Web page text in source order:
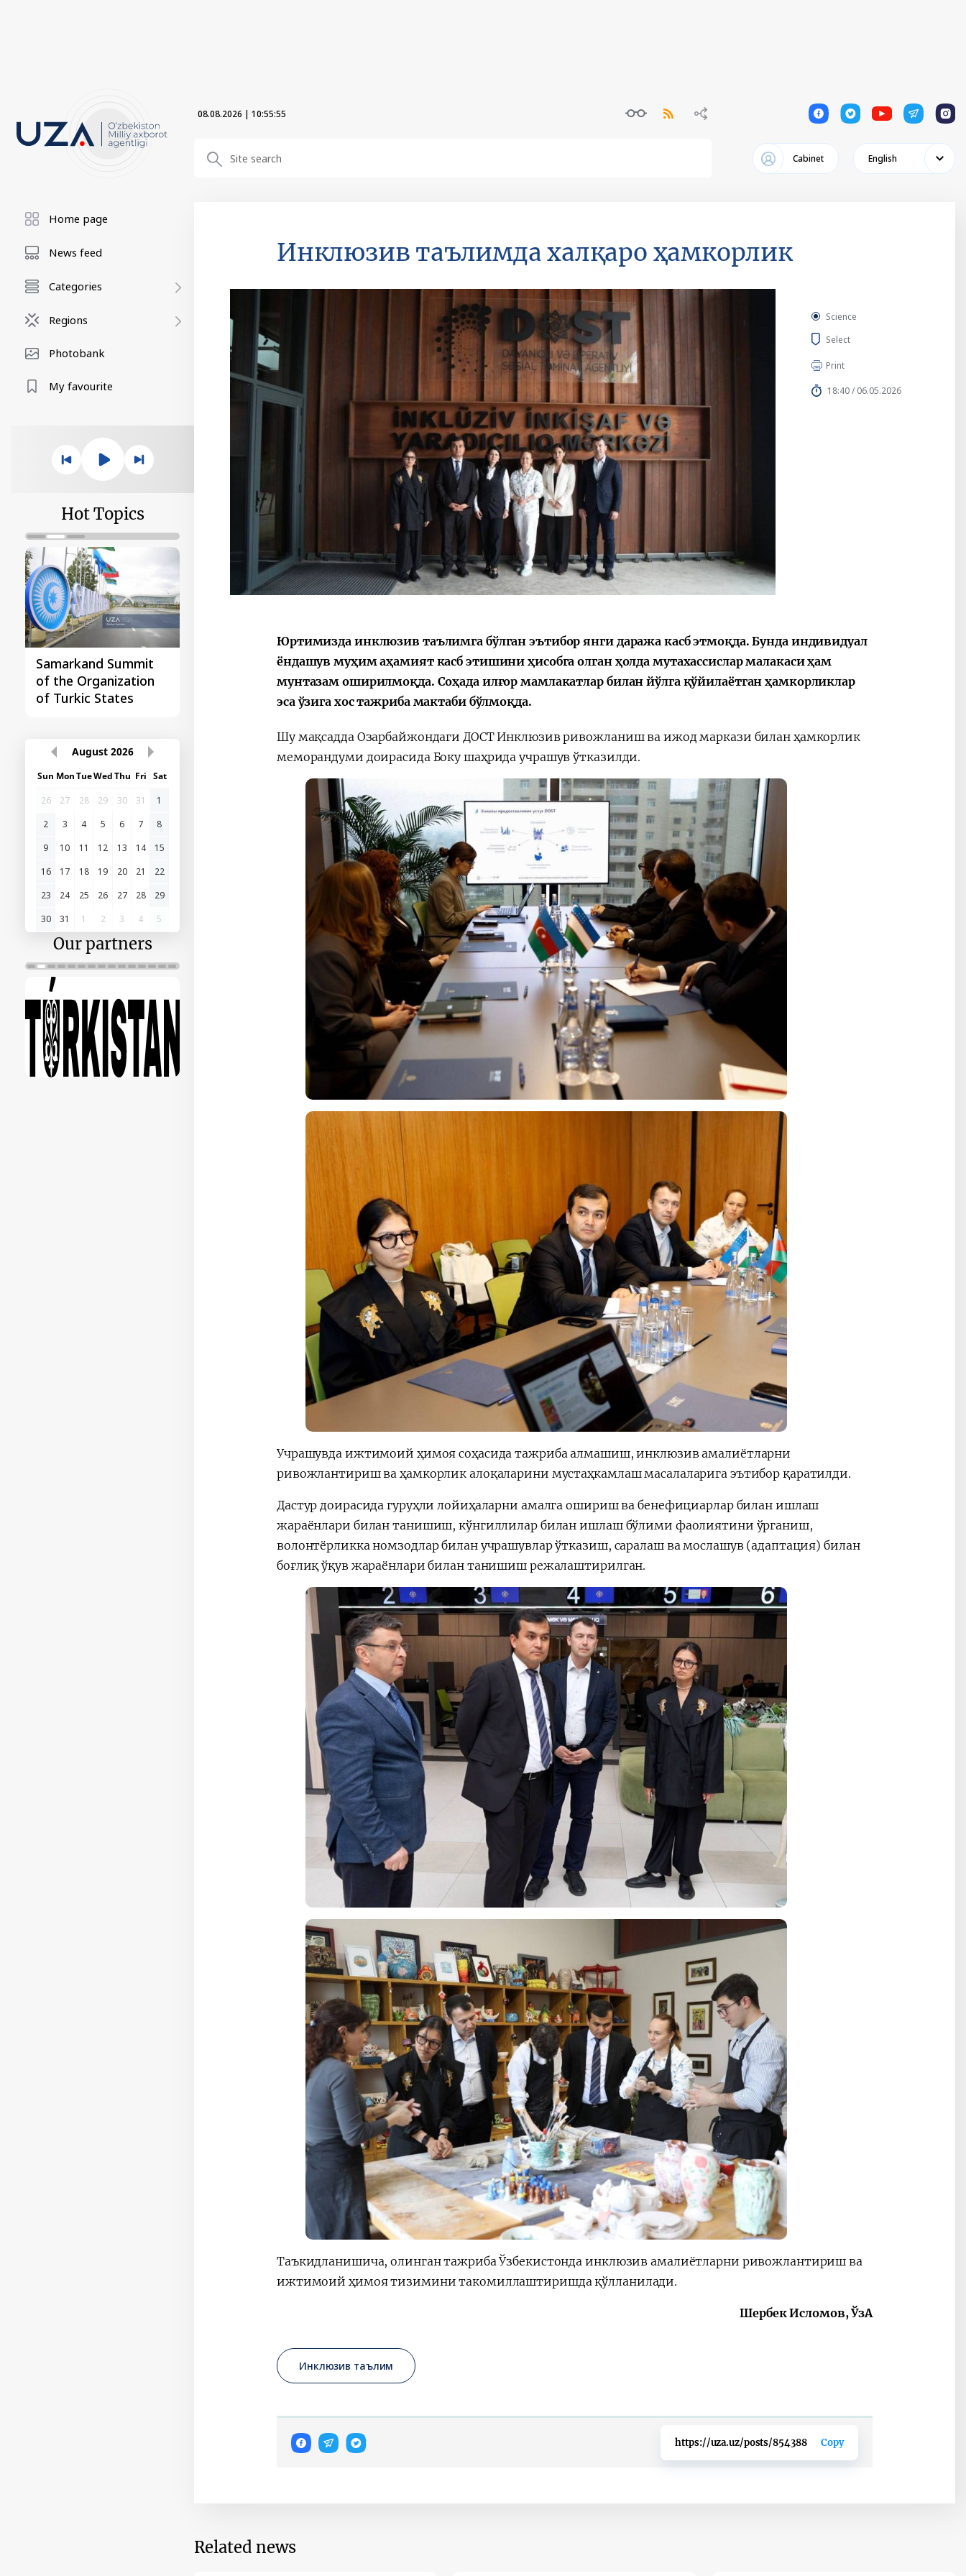
08.08.2026 | 10:55:57 1 1 1 1 1
Cabinet English
Home page
News feed
Categories
Regions
Photobank
My favourite
Hot Topics
Samarkand Summit
of the Organization
of Turkic States
First Central Asia -
China Summit
August 2026
Sun MonTueWedThu Fri Sat
26
27 28 29 30 31
1
2
3 4 5 6 7
8
9
10 11 12 13 14
15
16
17 18 19 20 21
22
23
24 25 26 27 28
29
30
31 1 2 3 4 5
Our partners
Инклюзив таълимда халқаро ҳамкорлик
Science
Select
Print
18:40 / 06.05.2026
Юртимизда инклюзив таълимга бўлган эътибор янги даража касб этмоқда. Бунда индивидуал
ёндашув муҳим аҳамият касб этишини ҳисобга олган ҳолда мутахассислар малакаси ҳам
мунтазам оширилмоқда. Соҳада илғор мамлакатлар билан йўлга қўйилаётган ҳамкорликлар
эса ўзига хос тажриба мактаби бўлмоқда.
Шу мақсадда Озарбайжондаги ДОСТ Инклюзив ривожланиш ва ижод маркази билан ҳамкорлик
меморандуми доирасида Боку шаҳрида учрашув ўтказилди.
Учрашувда ижтимоий ҳимоя соҳасида тажриба алмашиш, инклюзив амалиётларни
ривожлантириш ва ҳамкорлик алоқаларини мустаҳкамлаш масалаларига эътибор қаратилди.
Дастур доирасида гуруҳли лойиҳаларни амалга ошириш ва бенефициарлар билан ишлаш
жараёнлари билан танишиш, кўнгиллилар билан ишлаш бўлими фаолиятини ўрганиш,
волонтёрликка номзодлар билан учрашувлар ўтказиш, саралаш ва мослашув (адаптация) билан
боғлиқ ўқув жараёнлари билан танишиш режалаштирилган.
Таъкидланишича, олинган тажриба Ўзбекистонда инклюзив амалиётларни ривожлантириш ва
ижтимоий ҳимоя тизимини такомиллаштиришда қўлланилади.
Шербек Исломов, ЎзА
Инклюзив таълим
https://uza.uz/posts/854388 Copy
Related news